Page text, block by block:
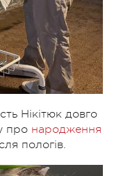
Нікітюк довго
про народження
пологів.